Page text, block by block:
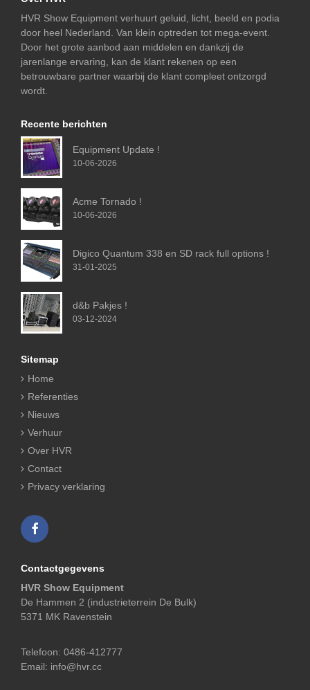
HVR Show Equipment verhuurt geluid, licht, beeld en podia
door heel Nederland. Van klein optreden tot mega-event.
Door het grote aanbod aan middelen en dankzij de
jarenlange ervaring, kan de klant rekenen op een
betrouwbare partner waarbij de klant compleet ontzorgd
wordt.
Recente berichten
Equipment Update !
10-06-2026
Acme Tornado !
10-06-2026
Digico Quantum 338 en SD rack full options !
31-01-2025
d&b Pakjes !
03-12-2024
Sitemap
Home
Referenties
Nieuws
Verhuur
Over HVR
Contact
Privacy verklaring
Contactgegevens
HVR Show Equipment
De Hammen 2 (industrieterrein De Bulk)
5371 MK Ravenstein
Telefoon: 0486-412777
Email: info@hvr.cc